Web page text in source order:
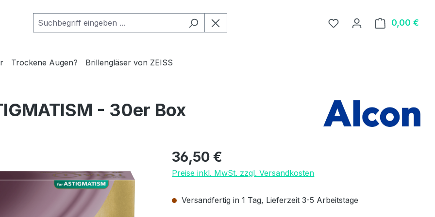
0,00 €
Trockene Augen? Brillengläser von ZEISS
- 30er Box
Regulärer Preis:
36,50 €
Preise inkl. MwSt. zzgl. Versandkosten
Versandfertig in 1 Tag, Lieferzeit 3-5 Arbeitstage